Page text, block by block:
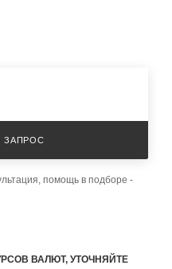
ЗАПРОС
помощь в подборе -
ВАЛЮТ, УТОЧНЯЙТЕ